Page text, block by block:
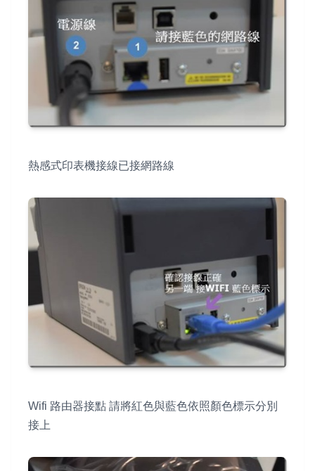
熱感式印表機接線已接網路線
Wifi 路由器接點 請將紅色與藍色依照顏色標示分別
接上